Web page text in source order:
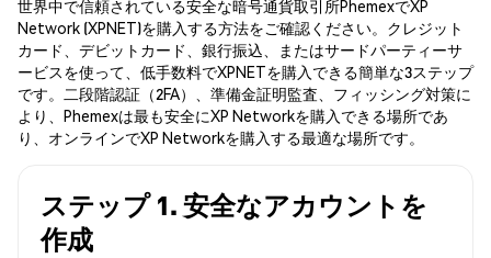
世界中で信頼されている安全な暗号通貨取引所PhemexでXP
Network (XPNET)を購入する方法をご確認ください。クレジット
カード、デビットカード、銀行振込、またはサードパーティーサ
ービスを使って、低手数料でXPNETを購入できる簡単な3ステップ
です。二段階認証（2FA）、準備金証明監査、フィッシング対策に
より、Phemexは最も安全にXP Networkを購入できる場所であ
り、オンラインでXP Networkを購入する最適な場所です。
ステップ 1. 安全なアカウントを
作成